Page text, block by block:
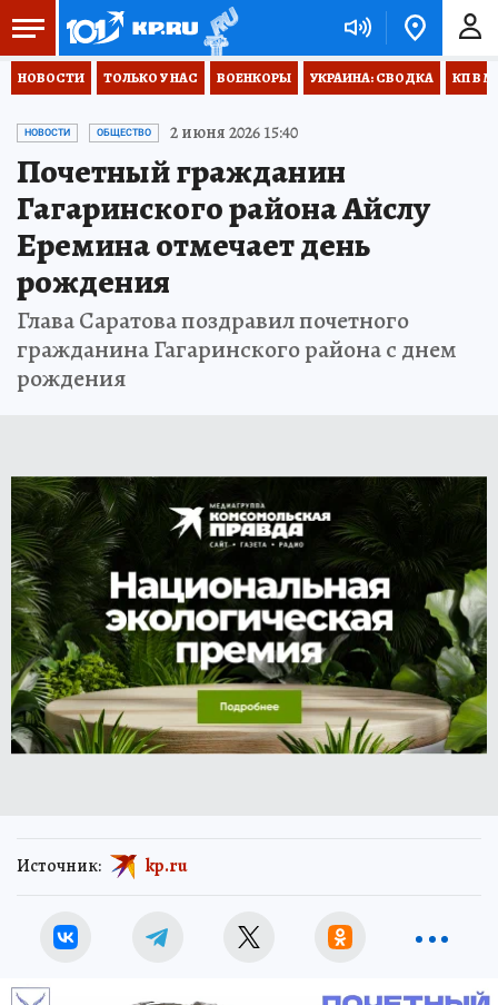
НОВОСТИ ТОЛЬКО У НАС ВОЕНКОРЫ УКРАИНА: СВОДКА КП В
НОВОСТИ ОБЩЕСТВО 2 июня 2026 15:40
Почетный гражданин
Гагаринского района Айслу
Еремина отмечает день
рождения
Глава Саратова поздравил почетного
гражданина Гагаринского района с днем
рождения
Источник: kp.ru